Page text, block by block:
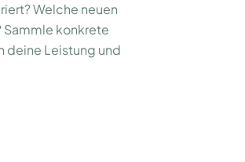
Welche neuen
konkrete
deine Leistung und